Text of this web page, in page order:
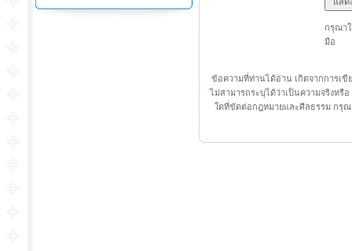
กรุณา
มือ
ข้อความที่ท่านได้อ่าน เกิดจากการเ
ไม่สามารถระบุได้ว่าเป็นความจริงห
ใดที่ขัดต่อกฎหมายและศีลธรรม กรุ